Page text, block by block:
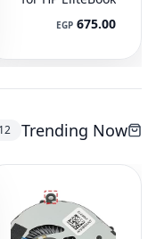
745 G3 G4, 840
G3 G4, 848 G3
DC05V 0.50A
675.00
EGP
Trending Now
12